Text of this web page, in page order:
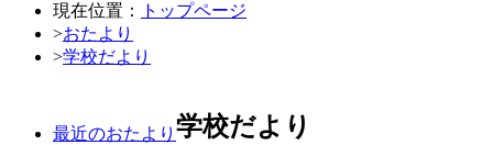
現在位置：
トップページ
>おたより
>学校だより
最近のおたより 学校だより